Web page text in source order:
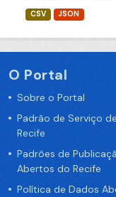
CSV JSON
O Portal
Sobre o Portal
Padrão de Serviço
Recife
Padrões de
Abertos do Recife
Política de Dados